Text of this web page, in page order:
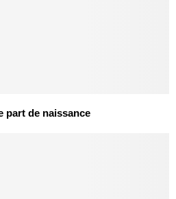
part de naissance